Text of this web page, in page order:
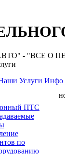
-
Услуги Инфо
ПТС
по